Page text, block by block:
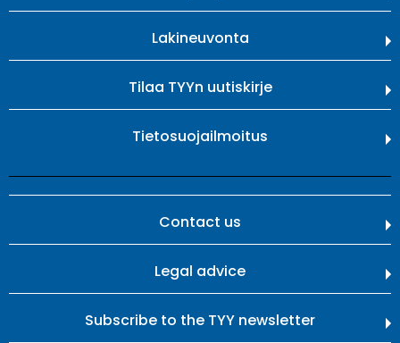
Lakineuvonta
Tilaa TYYn uutiskirje
Tietosuojailmoitus
Contact us
Legal advice
Subscribe to the TYY newsletter